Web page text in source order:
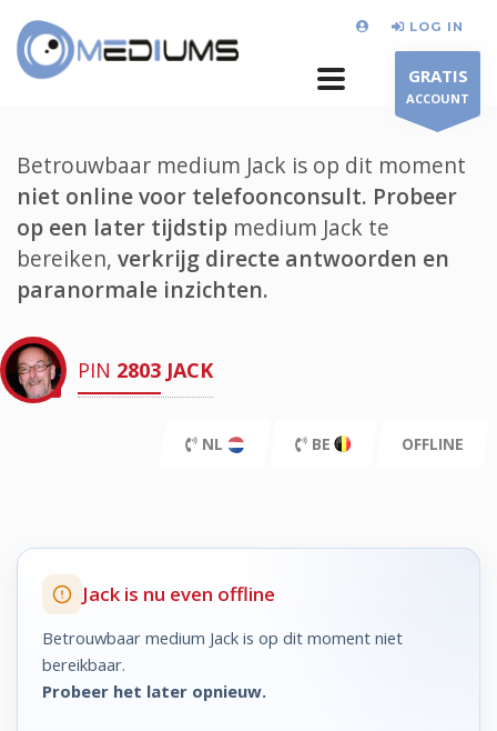
LOG IN
GRATIS
ACCOUNT
Betrouwbaar medium Jack is op dit moment
niet online voor telefoonconsult. Probeer
op een later tijdstip medium Jack te
bereiken, verkrijg directe antwoorden en
paranormale inzichten.
PIN 2803 JACK
NL BE OFFLINE
Jack is nu even offline
Betrouwbaar medium Jack is op dit moment niet
bereikbaar.
Probeer het later opnieuw.